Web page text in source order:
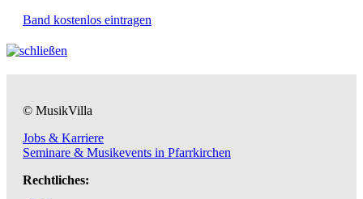
Band kostenlos eintragen
© MusikVilla
Jobs & Karriere
Seminare & Musikevents in Pfarrkirchen
Rechtliches: